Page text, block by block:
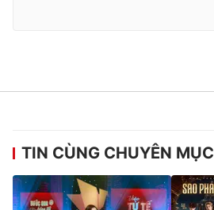
TIN CÙNG CHUYÊN MỤC